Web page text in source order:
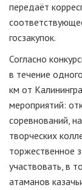
передаёт
госзакупок.
Согласно
в течение
км от
мероприятий:
соревнований,
творческих
торжественное
участвовать, в
атаманов